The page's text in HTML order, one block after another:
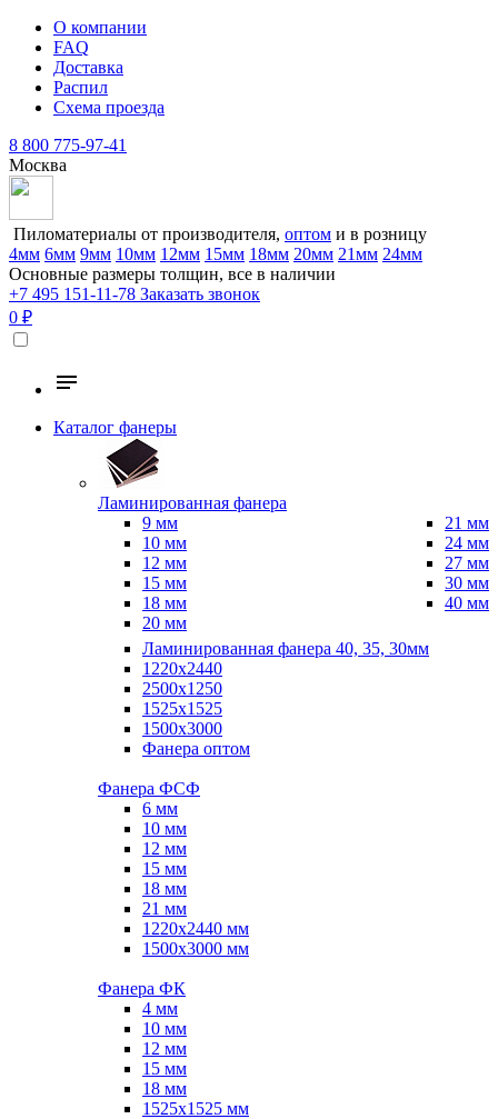
О компании
FAQ
Доставка
Распил
Схема проезда
8 800 775-97-41
Москва
Пиломатериалы от производителя, оптом и в розницу
4мм 6мм 9мм 10мм 12мм 15мм 18мм 20мм 21мм 24мм
Основные размеры толщин, все в наличии
+7 495 151-11-78 Заказать звонок
0 ₽
Каталог фанеры
Ламинированная фанера
9 мм
10 мм
12 мм
15 мм
18 мм
20 мм
21 мм
24 мм
27 мм
30 мм
40 мм
Ламинированная фанера 40, 35, 30мм
1220x2440
2500x1250
1525x1525
1500x3000
Фанера оптом
Фанера ФСФ
6 мм
10 мм
12 мм
15 мм
18 мм
21 мм
1220х2440 мм
1500х3000 мм
Фанера ФК
4 мм
10 мм
12 мм
15 мм
18 мм
1525х1525 мм